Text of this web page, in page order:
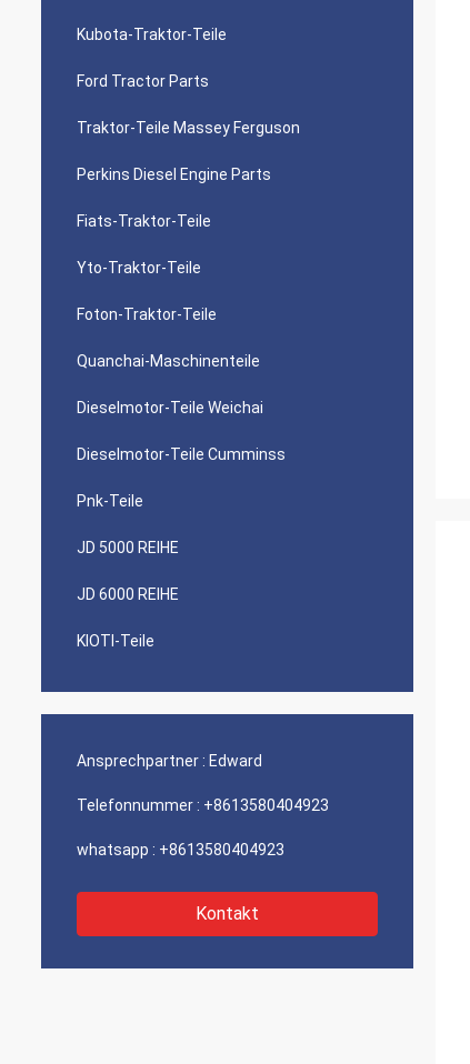
Kubota-Traktor-Teile
Ford Tractor Parts
Traktor-Teile Massey Ferguson
Perkins Diesel Engine Parts
Fiats-Traktor-Teile
Yto-Traktor-Teile
Foton-Traktor-Teile
Quanchai-Maschinenteile
Dieselmotor-Teile Weichai
Dieselmotor-Teile Cumminss
Pnk-Teile
JD 5000 REIHE
JD 6000 REIHE
KIOTI-Teile
Ansprechpartner : Edward
Telefonnummer : +8613580404923
whatsapp : +8613580404923
Kontakt